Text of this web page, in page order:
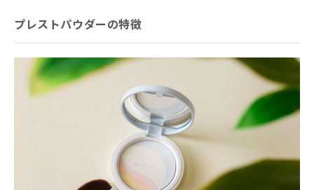
プレストパウダーの特徴